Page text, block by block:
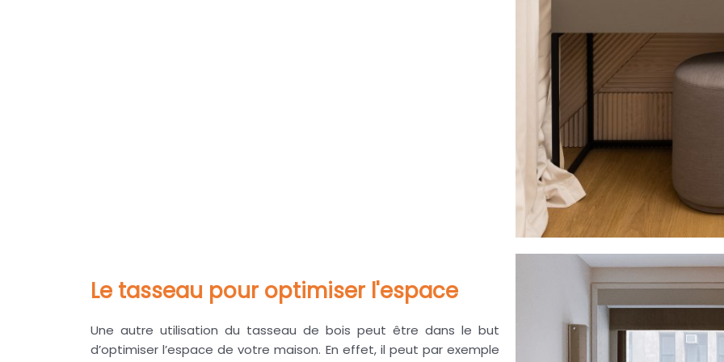
Le tasseau pour optimiser l'espace
Une autre utilisation du tasseau de bois peut être dans le but
d’optimiser l’espace de votre maison. En effet, il peut par exemple